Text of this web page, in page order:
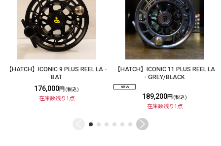
【HATCH】ICONIC 9 PLUS REEL LA -
BAT
176,000円 (税込)
在庫数残り1点
【HATCH】ICONIC 11 PLUS REEL LA
- GREY/BLACK
189,200円 (税込)
在庫数残り1点